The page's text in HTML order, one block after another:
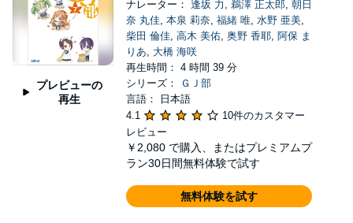
プレビューの
再生
ナレーター： 逢坂 力 , 鵜澤 正太郎, 朝日
奈 丸佳, 本泉 莉奈, 福緒 唯, 水野 亜美,
柴田 倫佳, 高木 美佑, 奥野 香耶, 阿保 ま
りあ, 大橋 海咲
再生時間： 4 時間 39 分
シリーズ：
ＧＪ部
言語： 日本語
4.1
10件のカスタマー
レビュー
￥2,080 で購入、またはプレミアムプ
ラン30日間無料体験で試す
無料体験を試す